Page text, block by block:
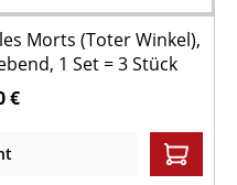
Morts (Toter Winkel),
1 Set = 3 Stück
€